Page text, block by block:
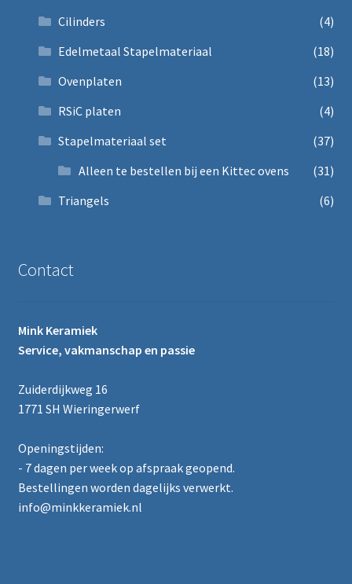
Cilinders
(4)
Edelmetaal Stapelmateriaal
(18)
Ovenplaten
(13)
RSiC platen
(4)
Stapelmateriaal set
(37)
Alleen te bestellen bij een Kittec ovens
(31)
Triangels
(6)
Contact
Mink Keramiek
Service, vakmanschap en passie
Zuiderdijkweg 16
1771 SH Wieringerwerf
Openingstijden:
- 7 dagen per week op afspraak geopend.
Bestellingen worden dagelijks verwerkt.
info@minkkeramiek.nl